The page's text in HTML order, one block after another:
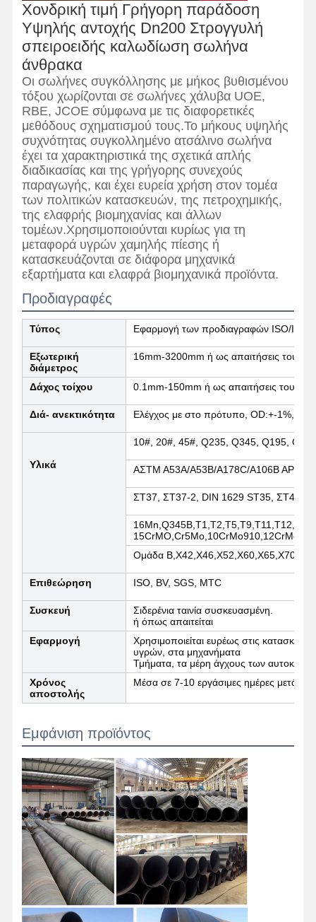
Αρχική
Σελίδα
Προϊόντα
Σχετικά Με
Εμάς
Εργοστασίων
Έλεγχος
Ενωμένοι στενά σωλήνες χάλυβα
Χωρίς συγκόλληση σωλήνες χάλυβα
Σωλήνες από ανοξείδωτο χάλυβα
Καυτός - κυλημένες σπείρες
Επικάλυψη με χρώμα
Στρογγυλοί από ανοξείδωτο χάλυβα
Αλουμινένιες ράβδοι και περιτυλίγματα
Χάλκινες Λωρίδες και Χάλκινες ράβδους
Κελύβια Ίγκοντς και Πλάκες Κελύβδου
Χονδρική τιμή Γρήγορη παράδοση
Υψηλής αντοχής Dn200 Στρογγυλή
σπειροειδής καλωδίωση σωλήνα
άνθρακα
Οι σωλήνες συγκόλλησης με μήκος βυθισμένου
τόξου χωρίζονται σε σωλήνες χάλυβα UOE,
RBE, JCOE σύμφωνα με τις διαφορετικές
μεθόδους σχηματισμού τους.Το μήκους υψηλής
συχνότητας συγκολλημένο ατσάλινο σωλήνα
έχει τα χαρακτηριστικά της σχετικά απλής
διαδικασίας και της γρήγορης συνεχούς
παραγωγής, και έχει ευρεία χρήση στον τομέα
των πολιτικών κατασκευών, της πετροχημικής,
της ελαφρής βιομηχανίας και άλλων
τομέων.Χρησιμοποιούνται κυρίως για τη
μεταφορά υγρών χαμηλής πίεσης ή
κατασκευάζονται σε διάφορα μηχανικά
εξαρτήματα και ελαφρά βιομηχανικά προϊόντα.
Προδιαγραφές
Τύπος Εφαρμογή των προδιαγραφών ISO/IEC
Εξωτερική
διάμετρος
16mm-3200mm ή ως απαιτήσεις του
Δάχος τοίχου 0.1mm-150mm ή ως απαιτήσεις του
Διά- ανεκτικότητα Ελέγχος με στο πρότυπο, OD:+-1%,
Υλικά
10#, 20#, 45#, Q235, Q345, Q195,
ΑΣTM A53A/A53B/A178C/A106B API5L
ΣΤ37, ΣΤ37-2, DIN 1629 ST35, ΣΤ45,
Ομάδα
Επιθεώρηση ISO, BV, SGS, MTC
Συσκευή
Σιδερένια ταινία συσκευασμένη.
ή όπως απαιτείται
Εφαρμογή
Χρησιμοποιείται ευρέως στις
υγρών, στα μηχανήματα
Τμήματα, τα μέρη άγχους των
Χρόνος
αποστολής
Μέσα σε 7-10 εργάσιμες ημέρες μετά
Εμφάνιση προϊόντος